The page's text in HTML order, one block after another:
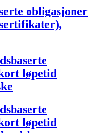
obligasjoner
løpetid
løpetid